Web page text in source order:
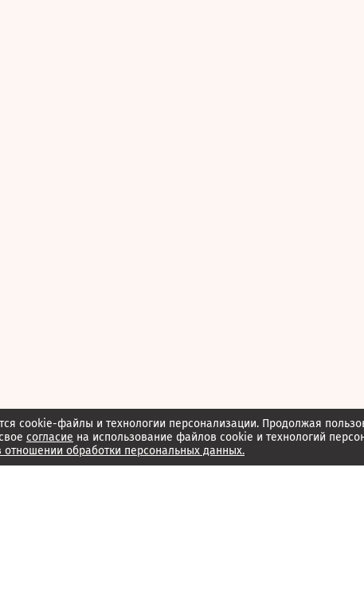
cookie-файлы и технологии персонализации. Продолжая
согласие на использование файлов cookie и технологий
отношении обработки персональных данных.